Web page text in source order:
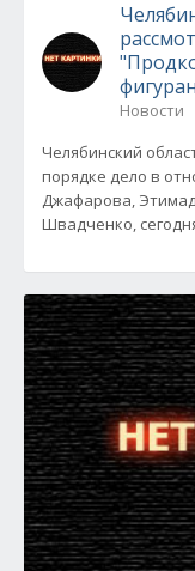
Новости
Челябинский
порядке дело в
Джафарова,
Швадченко,